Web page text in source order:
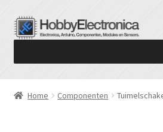
Ga
door
navigatie
Ga
naar
inhoud
Home Componenten